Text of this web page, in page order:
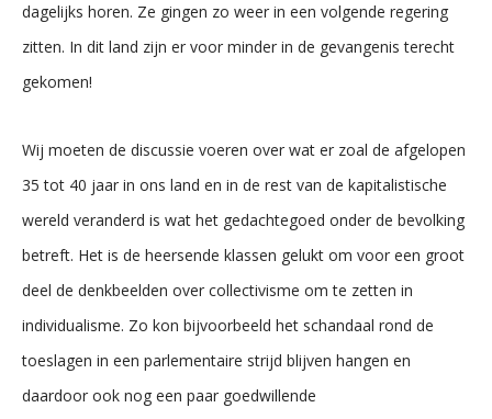
dagelijks horen. Ze gingen zo weer in een volgende regering
zitten. In dit land zijn er voor minder in de gevangenis terecht
gekomen!
Wij moeten de discussie voeren over wat er zoal de afgelopen
35 tot 40 jaar in ons land en in de rest van de kapitalistische
wereld veranderd is wat het gedachtegoed onder de bevolking
betreft. Het is de heersende klassen gelukt om voor een groot
deel de denkbeelden over collectivisme om te zetten in
individualisme. Zo kon bijvoorbeeld het schandaal rond de
toeslagen in een parlementaire strijd blijven hangen en
daardoor ook nog een paar goedwillende